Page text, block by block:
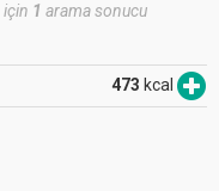
için 1 arama sonucu
473 kcal